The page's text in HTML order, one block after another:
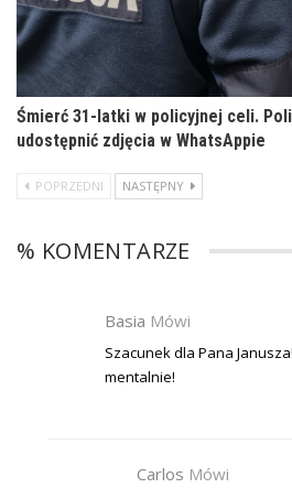
Śmierć 31-latki w policyjnej celi.
udostępnić zdjęcia w WhatsAppie
POPRZEDNI NASTĘPNY
% KOMENTARZE
Basia Mówi
Szacunek dla Pana
mentalnie!
Carlos Mówi